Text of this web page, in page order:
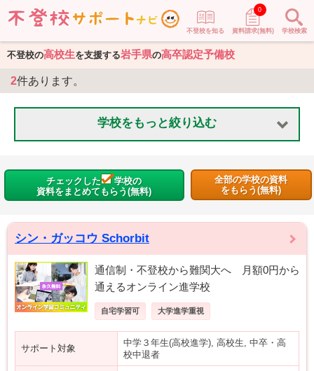
不登校を知る 資料請求(無料)
0
学校検索
不登校の高校生を支援する岩手県の高卒認定予備校
2件あります。
学校をもっと絞り込む
チェックした
学校の
資料をまとめてもらう(無料)
全部の学校の資料
をもらう(無料)
シン・ガッコウ Schorbit
通信制・不登校から難関大へ 月額0円から
通えるオンライン進学校
自宅学習可 大学進学重視
サポート対象
中学３年生(高校進学), 高校生, 中卒・高
校中退者